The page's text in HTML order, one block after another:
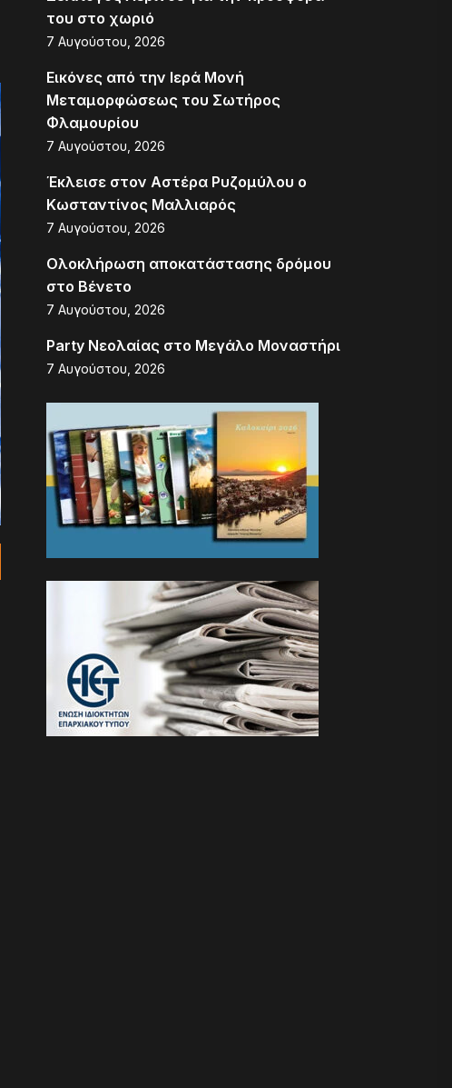
του στο χωριό
7 Αυγούστου, 2026
Εικόνες από την Ιερά Μονή
Μεταμορφώσεως του Σωτήρος
Φλαμουρίου
7 Αυγούστου, 2026
Έκλεισε στον Αστέρα Ρυζομύλου ο
Κωσταντίνος Μαλλιαρός
7 Αυγούστου, 2026
Ολοκλήρωση αποκατάστασης δρόμου
στο Βένετο
7 Αυγούστου, 2026
Party Νεολαίας στο Μεγάλο Μοναστήρι
7 Αυγούστου, 2026